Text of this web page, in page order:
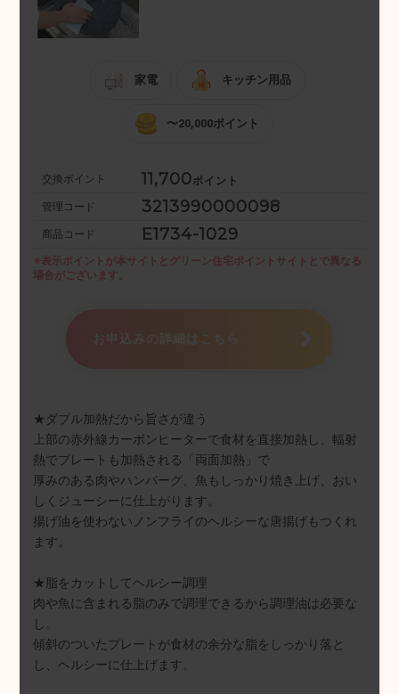
家電 キッチン用品
〜20,000ポイント
交換ポイント 11,700ポイント
管理コード 3213990000098
商品コード E1734-1029
※表示ポイントが本サイトとグリーン住宅ポイントサイトとで 異なる
場合がございます。
お申込みの詳細はこちら
★ダブル加熱だから旨さが違う
上部の赤外線カーボンヒーターで食材を直接加熱し、輻射
熱でプレートも加熱される「両面加熱」で
厚みのある肉やハンバーグ、魚もしっかり焼き上げ、おい
しくジューシーに仕上がります。
揚げ油を使わないノンフライのヘルシーな唐揚げもつくれ
ます。
★脂をカットしてヘルシー調理
肉や魚に含まれる脂のみで調理できるから調理油は必要な
し。
傾斜のついたプレートが食材の余分な脂をしっかり落と
し、ヘルシーに仕上げます。